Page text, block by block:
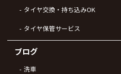
タイヤ交換・持ち込みOK
タイヤ保管サービス
ブログ
洗車